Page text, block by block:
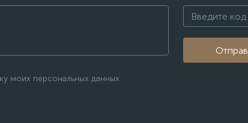
моих персональных данных